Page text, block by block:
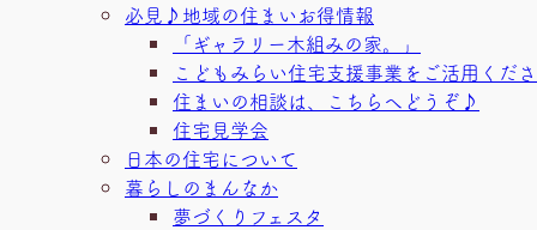
必見♪地域の住まいお得情報
「ギャラリー木組みの家。」
こどもみらい住宅支援事業をご活用くだ
住まいの相談は、こちらへどうぞ♪
住宅見学会
日本の住宅について
暮らしのまんなか
夢づくりフェスタ